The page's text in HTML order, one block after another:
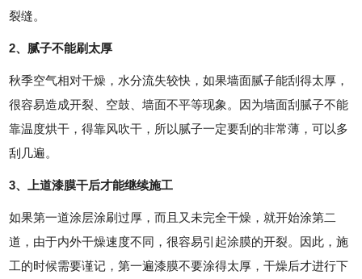
裂缝。
2、腻子不能刷太厚
秋季空气相对干燥，水分流失较快，如果墙面腻子能刮得太厚，
很容易造成开裂、空鼓、墙面不平等现象。因为墙面刮腻子不能
靠温度烘干，得靠风吹干，所以腻子一定要刮的非常薄，可以多
刮几遍。
3、上道漆膜干后才能继续施工
如果第一道涂层涂刷过厚，而且又未完全干燥，就开始涂第二
道，由于内外干燥速度不同，很容易引起涂膜的开裂。因此，施
工的时候需要谨记，第一遍漆膜不要涂得太厚，干燥后才进行下